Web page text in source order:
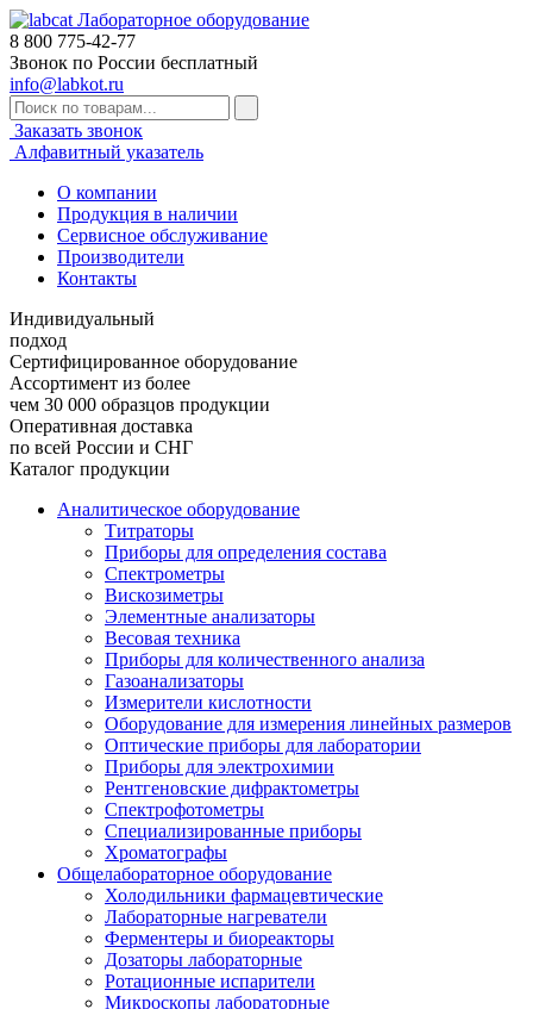
Лабораторное оборудование
8 800 775-42-77
Звонок по России бесплатный
info@labkot.ru
Заказать звонок
Алфавитный указатель
О компании
Продукция в наличии
Сервисное обслуживание
Производители
Контакты
Индивидуальный
подход
Сертифицированное оборудование
Ассортимент из более
чем 30 000 образцов продукции
Оперативная доставка
по всей России и СНГ
Каталог продукции
Аналитическое оборудование
Титраторы
Приборы для определения состава
Спектрометры
Вискозиметры
Элементные анализаторы
Весовая техника
Приборы для количественного анализа
Газоанализаторы
Измерители кислотности
Оборудование для измерения линейных размеров
Оптические приборы для лаборатории
Приборы для электрохимии
Рентгеновские дифрактометры
Спектрофотометры
Специализированные приборы
Хроматографы
Общелабораторное оборудование
Холодильники фармацевтические
Лабораторные нагреватели
Ферментеры и биореакторы
Дозаторы лабораторные
Ротационные испарители
Микроскопы лабораторные